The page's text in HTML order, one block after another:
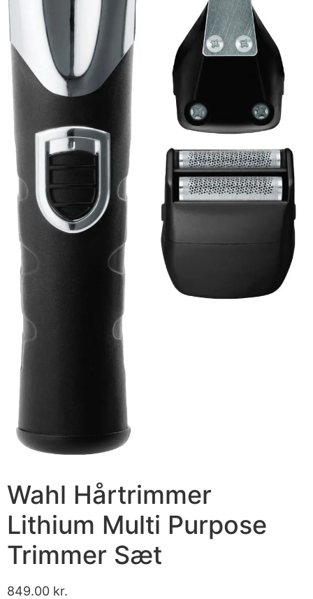
Wahl Hårtrimmer
Lithium Multi Purpose
Trimmer Sæt
849.00 kr.